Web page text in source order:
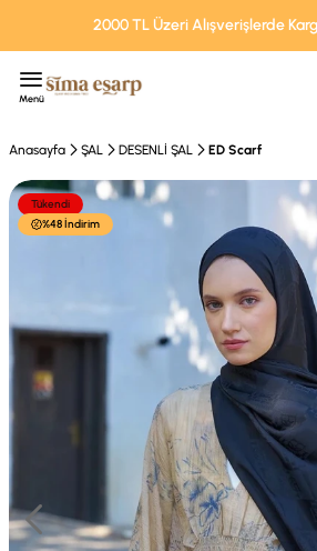
2000 TL Üzeri Alışverişlerde
Menü
Anasayfa ŞAL DESENLİ ŞAL ED Scarf
Tükendi
%48 İndirim